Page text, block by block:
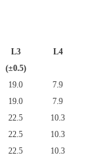
L3
(±0.5)
L4
19.0
7.9
19.0
7.9
22.5
10.3
22.5
10.3
22.5
10.3